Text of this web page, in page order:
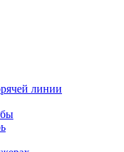
линии